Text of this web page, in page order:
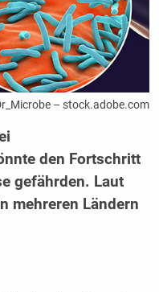
– stock.adobe.com
den Fortschritt
gefährden. Laut
mehreren Ländern